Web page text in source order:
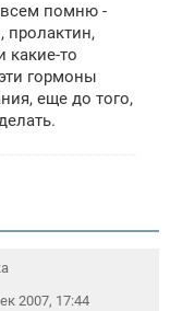
помню -
пролактин,
какие-то
гормоны
еще до того,
2007, 17:44